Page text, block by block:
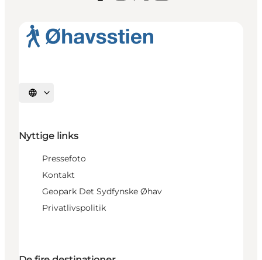
Vælg sprog
Nyttige links
Pressefoto
Kontakt
Geopark Det Sydfynske Øhav
Privatlivspolitik